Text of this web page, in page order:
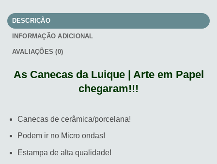
DESCRIÇÃO
INFORMAÇÃO ADICIONAL
AVALIAÇÕES (0)
As Canecas da Luique | Arte em Papel
chegaram!!!
Canecas de cerâmica/porcelana!
Podem ir no Micro ondas!
Estampa de alta qualidade!